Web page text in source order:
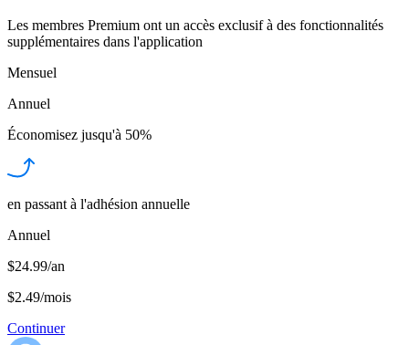
Les membres Premium ont un accès exclusif à des fonctionnalités
supplémentaires dans l'application
Mensuel
Annuel
Économisez jusqu'à 50%
en passant à l'adhésion annuelle
Annuel
$24.99/an
$2.49/mois
Continuer